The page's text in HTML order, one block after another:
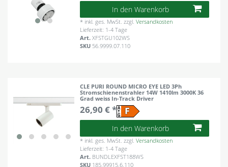
In den Warenkorb
* inkl. ges. MwSt. zzgl.Versandkosten
Lieferzeit: 1-4 Tage
Art.XFSTGU102WS
SKU 56.9999.07.110
CLE PURI ROUND MICRO EYE LED 3Ph
Stromschienenstrahler 14W 1410lm 3000K 36
Grad weiss In-Track Driver
26,90 € *
In den Warenkorb
* inkl. ges. MwSt. zzgl.Versandkosten
Lieferzeit: 1-4 Tage
Art. BUNDLEXFST188WS
SKU 185.99915.6.110